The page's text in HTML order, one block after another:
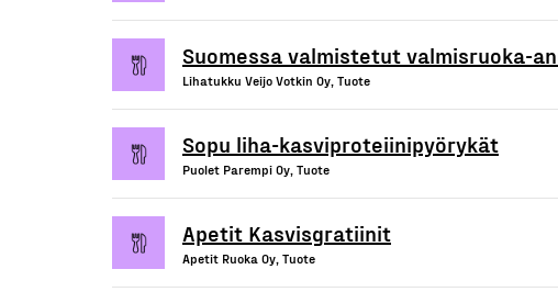
Suomessa valmistetut valmisruoka-
Lihatukku Veijo Votkin Oy, Tuote
Sopu liha-kasviproteiinipyörykät
Puolet Parempi Oy, Tuote
Apetit Kasvisgratiinit
Apetit Ruoka Oy, Tuote